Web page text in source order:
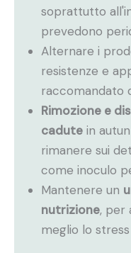
soprattutto
prevedono
Alternare i
resistenze e
raccomandato
Rimozione e
cadute in
rimanere sui
come inoculo
Mantenere un
nutrizione, per
meglio lo